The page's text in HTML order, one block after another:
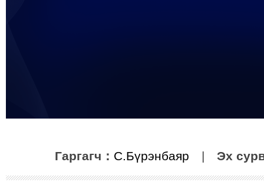
Гаргагч： С.Бүрэнбаяр | Эх